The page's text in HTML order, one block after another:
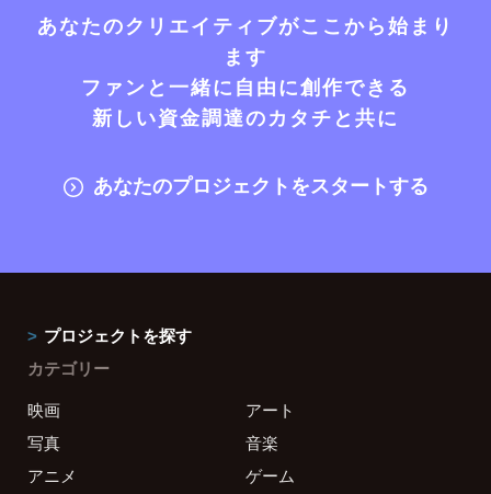
あなたのクリエイティブがここから始まり
ます
ファンと一緒に自由に創作できる
新しい資金調達のカタチと共に
あなたのプロジェクトをスタートする
プロジェクトを探す
カテゴリー
映画
アート
写真
音楽
アニメ
ゲーム